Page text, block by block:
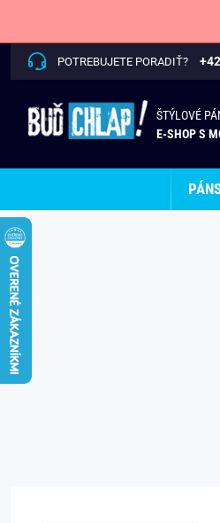
POTREBUJETE PORADIŤ?
ŠTÝLOVÉ
E-SHOP S